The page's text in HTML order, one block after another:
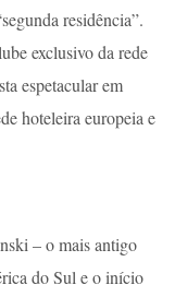
residência”.
exclusivo da rede
espetacular em
hoteleira europeia e
– o mais antigo
do Sul e o início